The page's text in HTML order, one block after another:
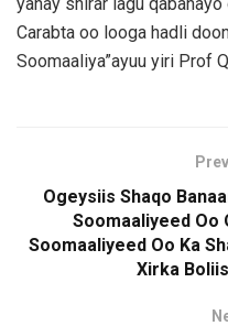
Carabta oo looga hadli
Soomaaliya”ayuu yiri Prof
Ogeysiis Shaqo
Soomaaliyeed Oo
Soomaaliyeed Oo Ka
Xirka